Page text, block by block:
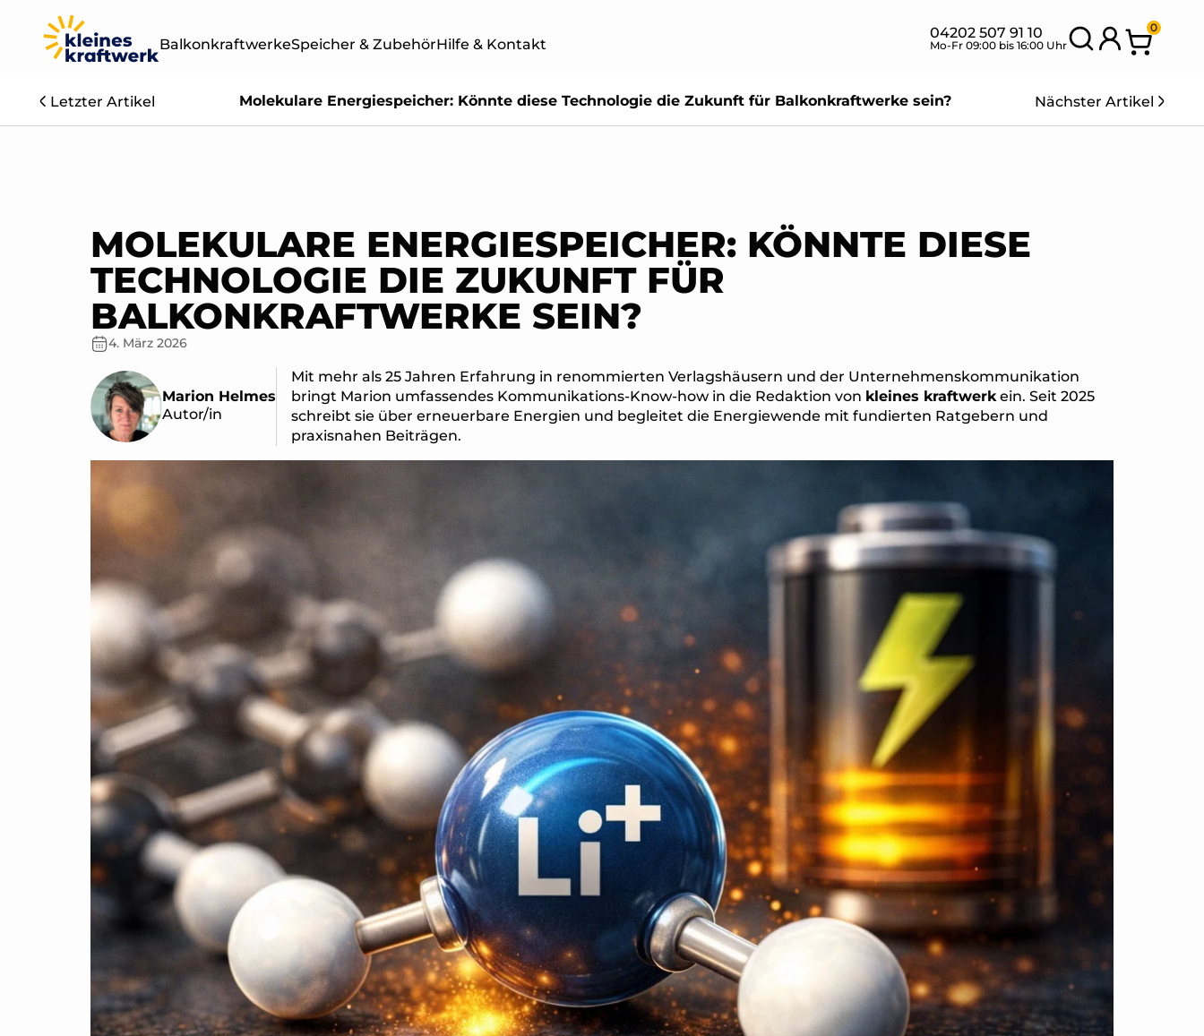
Balkonkraftwerke
Leistung
800W
1000W
1500W
2000W
4000W
Sets & Module
Speicher & ZubehörHilfe & Kontakt
04202 507 91 10
Mo-Fr 09:00 bis 16:00 Uhr
0
Letzter Artikel Molekulare Energiespeicher: Könnte diese Technologie die Zukunft für Balkonkraftwerke sein? Nächster Artikel
MOLEKULARE ENERGIESPEICHER: KÖNNTE DIESE
TECHNOLOGIE DIE ZUKUNFT FÜR
BALKONKRAFTWERKE SEIN?
4. März 2026
Marion Helmes
Autor/in
Mit mehr als 25 Jahren Erfahrung in renommierten Verlagshäusern und der Unternehmenskommunikation
bringt Marion umfassendes Kommunikations-Know-how in die Redaktion von kleines kraftwerkein. Seit 2025
schreibt sie über erneuerbare Energien und begleitet die Energiewende mit fundierten Ratgebern und
praxisnahen Beiträgen.